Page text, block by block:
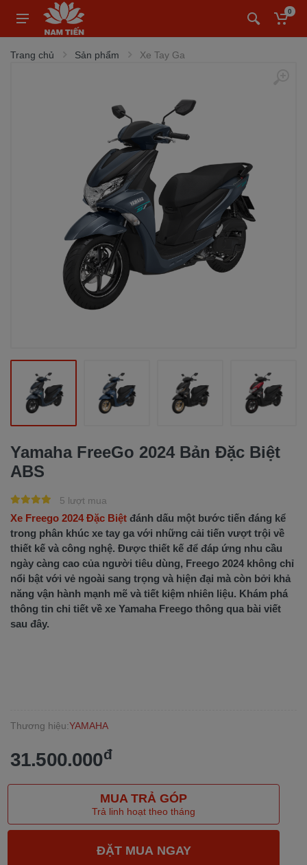
0
Trang chủ Sản phẩm Xe Tay Ga
Yamaha FreeGo 2024 Bản Đặc Biệt
ABS
5 lượt mua
Xe Freego 2024 Đặc Biệt đánh dấu một bước tiến đáng kể
trong phân khúc xe tay ga với những cải tiến vượt trội về
thiết kế và công nghệ. Được thiết kế để đáp ứng nhu cầu
ngày càng cao của người tiêu dùng, Freego 2024 không chỉ
nổi bật với vẻ ngoài sang trọng và hiện đại mà còn bởi khả
năng vận hành mạnh mẽ và tiết kiệm nhiên liệu. Khám phá
thông tin chi tiết về xe Yamaha Freego thông qua bài viết
sau đây.
Thương hiệu:YAMAHA
31.500.000đ
MUA TRẢ GÓP
Trả linh hoạt theo tháng